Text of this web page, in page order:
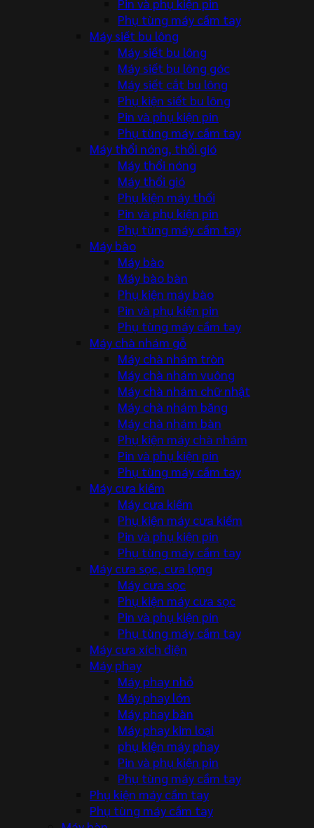
Phụ tùng máy cầm tay
Máy siết bu lông
Máy siết bu lông
Máy siết bu lông góc
Máy siết cắt bu lông
Phụ kiện siết bu lông
Pin và phụ kiện pin
Phụ tùng máy cầm tay
Máy thổi nóng, thổi gió
Máy thổi nóng
Máy thổi gió
Phụ kiện máy thổi
Pin và phụ kiện pin
Phụ tùng máy cầm tay
Máy bào
Máy bào
Máy bào bàn
Phụ kiện máy bào
Pin và phụ kiện pin
Phụ tùng máy cầm tay
Máy chà nhám gỗ
Máy chà nhám tròn
Máy chà nhám vuông
Máy chà nhám chữ nhật
Máy chà nhám băng
Máy chà nhám bàn
Phụ kiện máy chà nhám
Pin và phụ kiện pin
Phụ tùng máy cầm tay
Máy cưa kiếm
Máy cưa kiếm
Phụ kiện máy cưa kiếm
Pin và phụ kiện pin
Phụ tùng máy cầm tay
Máy cưa sọc, cưa lọng
Máy cưa sọc
Phụ kiện máy cưa sọc
Pin và phụ kiện pin
Phụ tùng máy cầm tay
Máy cưa xích điện
Máy phay
Máy phay nhỏ
Máy phay lớn
Máy phay bàn
Máy phay kim loại
phụ kiện máy phay
Pin và phụ kiện pin
Phụ tùng máy cầm tay
Phụ kiện máy cầm tay
Phụ tùng máy cầm tay